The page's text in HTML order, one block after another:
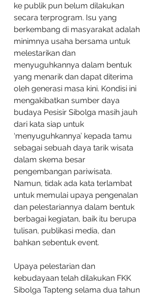
ke publik pun belum dilakukan
secara terprogram. Isu yang
berkembang di masyarakat adalah
minimnya usaha bersama untuk
melestarikan dan
menyuguhkannya dalam bentuk
yang menarik dan dapat diterima
oleh generasi masa kini. Kondisi ini
mengakibatkan sumber daya
budaya Pesisir Sibolga masih jauh
dari kata siap untuk
‘menyuguhkannya’ kepada tamu
sebagai sebuah daya tarik wisata
dalam skema besar
pengembangan pariwisata.
Namun, tidak ada kata terlambat
untuk memulai upaya pengenalan
dan pelestariannya dalam bentuk
berbagai kegiatan, baik itu berupa
tulisan, publikasi media, dan
bahkan sebentuk event.
Upaya pelestarian dan
kebudayaan telah dilakukan FKK
Sibolga Tapteng selama dua tahun